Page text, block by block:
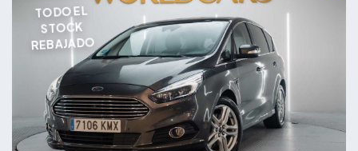
TODO EL
STOCK
REBAJADO